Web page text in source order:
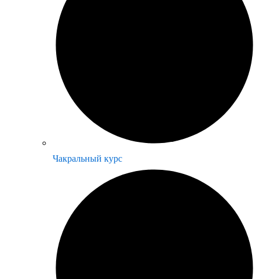
Чакральный курс